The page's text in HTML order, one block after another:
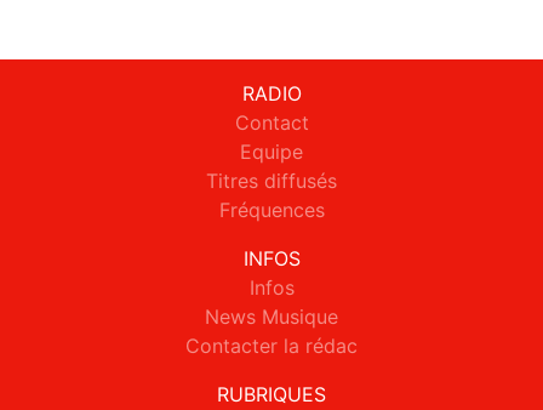
RADIO
Contact
Equipe
Titres diffusés
Fréquences
INFOS
Infos
News Musique
Contacter la rédac
RUBRIQUES